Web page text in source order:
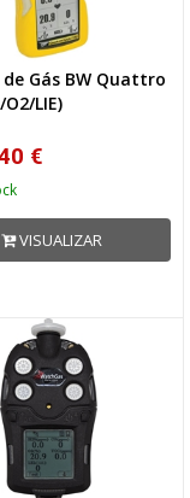
Gás BW Quattro
O2/LIE)
€
VISUALIZAR